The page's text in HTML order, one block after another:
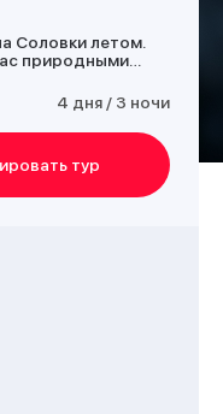
Соловки летом.
природными
в гостинице
4 дня / 3 ночи
тур